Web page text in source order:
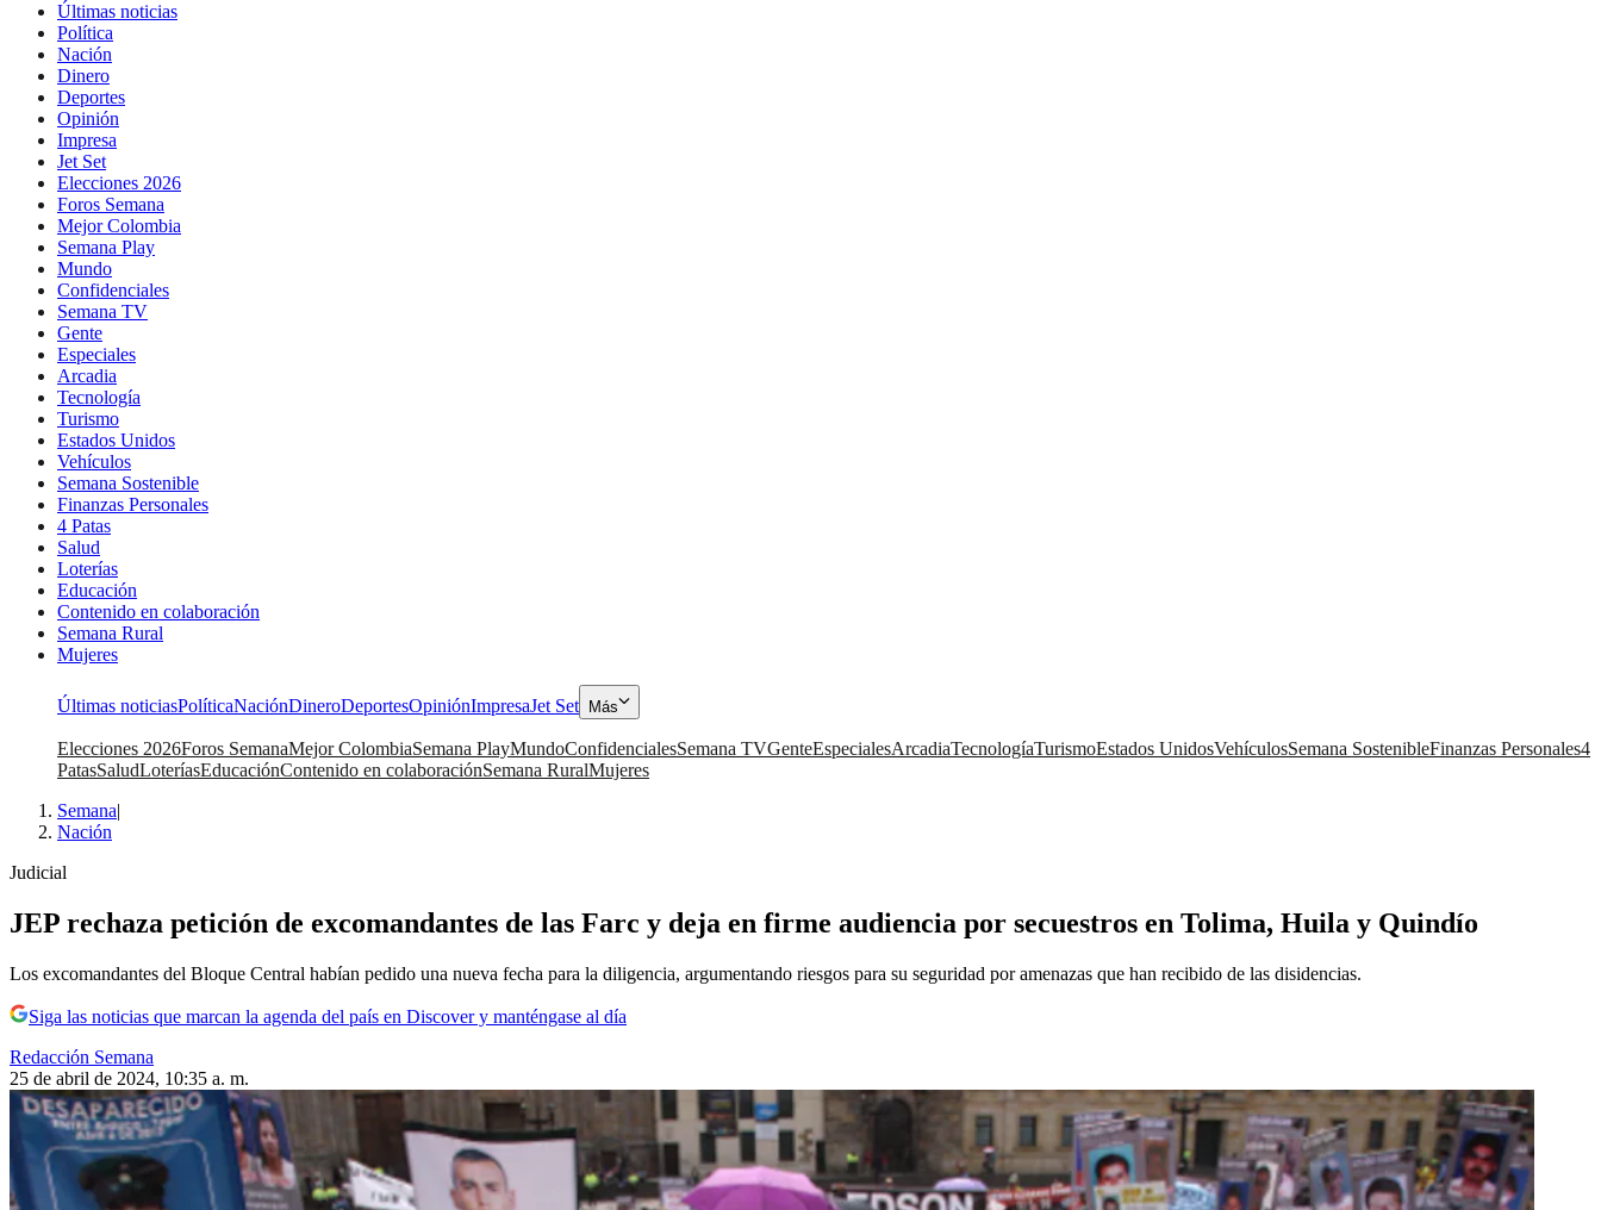
Últimas noticias
Política
Nación
Dinero
Deportes
Opinión
Impresa
Jet Set
Elecciones 2026
Foros Semana
Mejor Colombia
Semana Play
Mundo
Confidenciales
Semana TV
Gente
Especiales
Arcadia
Tecnología
Turismo
Estados Unidos
Vehículos
Semana Sostenible
Finanzas Personales
4 Patas
Salud
Loterías
Educación
Contenido en colaboración
Semana Rural
Mujeres
Últimas noticiasPolíticaNaciónDineroDeportesOpiniónImpresaJet Set Más
Elecciones 2026Foros SemanaMejor ColombiaSemana PlayMundoConfidencialesSemana TVGenteEspecialesArcadiaTecnologíaTurismoEstados UnidosVehículosSemana SostenibleFinanzas Personales4
PatasSaludLoteríasEducaciónContenido en colaboraciónSemana RuralMujeres
Semana|
Nación
Judicial
JEP rechaza petición de excomandantes de las Farc y deja en firme audiencia por secuestros en Tolima, Huila y Quindío
Los excomandantes del Bloque Central habían pedido una nueva fecha para la diligencia, argumentando riesgos para su seguridad por amenazas que han recibido de las disidencias.
Siga las noticias que marcan la agenda del país en Discover y manténgase al día
Redacción Semana
25 de abril de 2024, 10:35 a. m.